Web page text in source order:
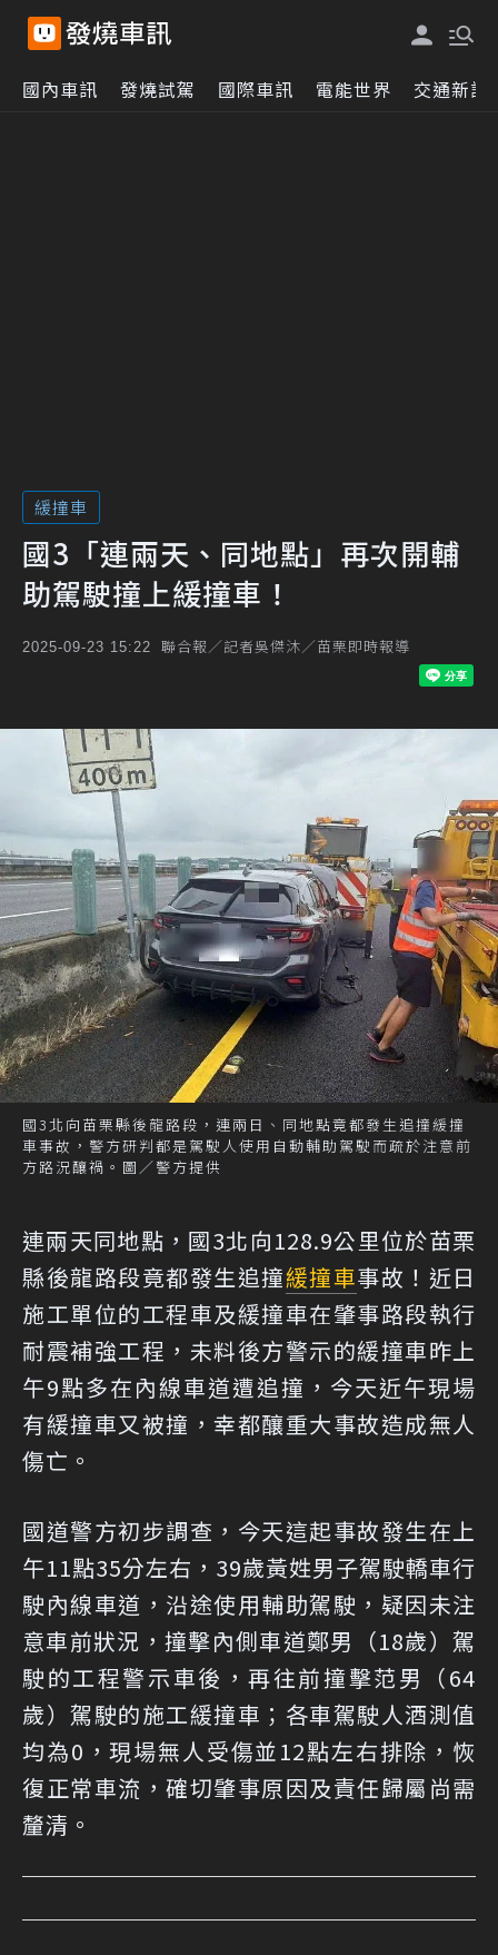
國內車訊 發燒試駕 國際車訊 電能世界 交通新訊
緩撞車
國3「連兩天、同地點」再次開輔
助駕駛撞上緩撞車！
2025-09-23 15:22 聯合報／記者吳傑沐／苗栗即時報導
國3北向苗栗縣後龍路段，連兩日、同地點竟都發生追撞緩撞
車事故，警方研判都是駕駛人使用自動輔助駕駛而疏於注意前
方路況釀禍。圖／警方提供
連兩天同地點，國3北向128.9公里位於苗栗
縣後龍路段竟都發生追撞緩撞車事故！近日
施工單位的工程車及緩撞車在肇事路段執行
耐震補強工程，未料後方警示的緩撞車昨上
午9點多在內線車道遭追撞，今天近午現場
有緩撞車又被撞，幸都釀重大事故造成無人
傷亡。
國道警方初步調查，今天這起事故發生在上
午11點35分左右，39歲黃姓男子駕駛轎車行
駛內線車道，沿途使用輔助駕駛，疑因未注
意車前狀況，撞擊內側車道鄭男（18歲）駕
駛的工程警示車後，再往前撞擊范男（64
歲）駕駛的施工緩撞車；各車駕駛人酒測值
均為0，現場無人受傷並12點左右排除，恢
復正常車流，確切肇事原因及責任歸屬尚需
釐清。